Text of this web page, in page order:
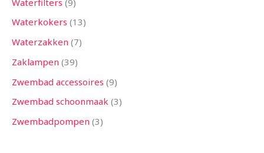
Waterkokers 13
Waterzakken 7
Zaklampen 39
Zwembad accessoires 9
Zwembad schoonmaak 3
Zwembadpompen 3